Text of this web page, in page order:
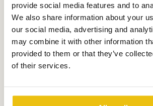
provide social media features and to
We also share information about your
our social media, advertising and
may combine it with other information
provided to them or that they’ve
of their services.
BandRaften
Band-Rafting hinter dem
Mehr sehen